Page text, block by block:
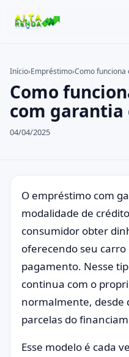
Cartão de Crédito
Novidades
Buscar no site
Buscar por:
Pressione Enter para
Início›Empréstimo›Como funciona
Como
com garantia
04/04/2025
O empréstimo com
modalidade de
consumidor obter
oferecendo seu
pagamento. Nesse
continua com o
normalmente, desde
parcelas do
Esse modelo é cada